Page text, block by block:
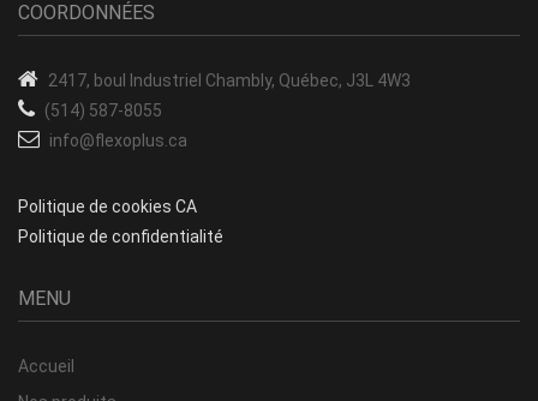
COORDONNÉES
2417, boul Industriel Chambly, Québec, J3L 4W3
(514) 587-8055
info@flexoplus.ca
Politique de cookies CA
Politique de confidentialité
MENU
Accueil